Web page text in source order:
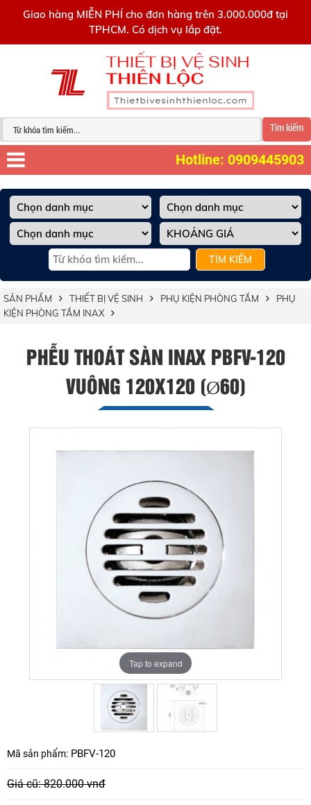
Giao hàng MIỄN PHÍ cho đơn hàng trên 3.000.000đ tại
TPHCM. Có dịch vụ lắp đặt.
Tìm kiếm
Hotline: 0909445903
TÌM KIẾM
SẢN PHẨM THIẾT BỊ VỆ SINH PHỤ KIỆN PHÒNG TẮM
PHỤ
KIỆN PHÒNG TẮM INAX
PHỄU THOÁT SÀN INAX PBFV-120
VUÔNG 120X120 (Ø60)
Tap to expand
Tap to expand
Mã sản phẩm: PBFV-120
Giá cũ: 820.000 vnđ
0909445903